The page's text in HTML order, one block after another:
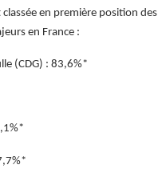
en première position
en France :
(CDG) : 83,6%*